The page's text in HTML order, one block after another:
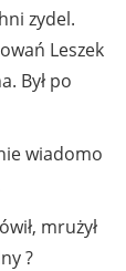
zydel.
Leszek
Był po
wiadomo
mrużył
?